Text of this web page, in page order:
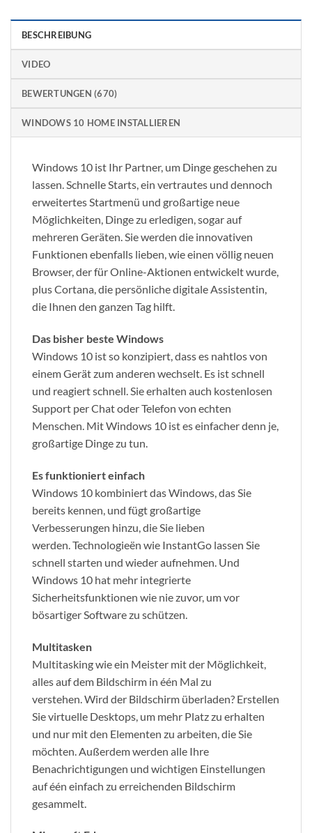
BESCHREIBUNG
VIDEO
BEWERTUNGEN (670)
WINDOWS 10 HOME INSTALLIEREN
Windows 10 ist Ihr Partner, um Dinge geschehen zu
lassen.Schnelle Starts, ein vertrautes und dennoch
erweitertes Startmenü und großartige neue
Möglichkeiten, Dinge zu erledigen, sogar auf
mehreren Geräten.Sie werden die innovativen
Funktionen ebenfalls lieben, wie einen völlig neuen
Browser, der für Online-Aktionen entwickelt wurde,
plus Cortana, die persönliche digitale Assistentin,
die Ihnen den ganzen Tag hilft.
Das bisher beste Windows
Windows 10 ist so konzipiert, dass es nahtlos von
einem Gerät zum anderen wechselt. Es ist schnell
und reagiert schnell.Sie erhalten auch kostenlosen
Support per Chat oder Telefon von echten
Menschen. Mit Windows 10 ist es einfacher denn je,
großartige Dinge zu tun.
Es funktioniert einfach
Windows 10 kombiniert das Windows, das Sie
bereits kennen, und fügt großartige
Verbesserungen hinzu, die Sie lieben
werden.Technologieën wie InstantGo lassen Sie
schnell starten und wieder aufnehmen. Und
Windows 10 hat mehr integrierte
Sicherheitsfunktionen wie nie zuvor, um vor
bösartiger Software zu schützen.
Multitasken
Multitasking wie ein Meister mit der Möglichkeit,
alles auf dem Bildschirm in één Mal zu
verstehen. Wird der Bildschirm überladen? Erstellen
Sie virtuelle Desktops, um mehr Platz zu erhalten
und nur mit den Elementen zu arbeiten, die Sie
möchten. Außerdem werden alle Ihre
Benachrichtigungen und wichtigen Einstellungen
auf één einfach zu erreichenden Bildschirm
gesammelt.